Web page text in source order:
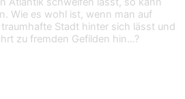
Wie es wohl ist, wenn man auf
Stadt hinter sich lässt und
zu fremden Gefilden hin…?